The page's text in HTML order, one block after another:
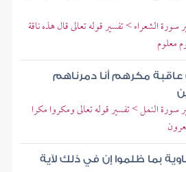
الشعراء > تفسير قوله تعالى قال هذه ناقة
معلوم
مكرهم أنا دمرناهم
سورة النمل > تفسير قوله تعالى ومكروا مكرا
بما ظلموا إن في ذلك لآية